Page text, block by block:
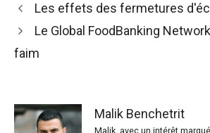
Les effets des fermetures
Le Global FoodBanking
faim
Malik Benchetrit
Malik, avec un intérêt